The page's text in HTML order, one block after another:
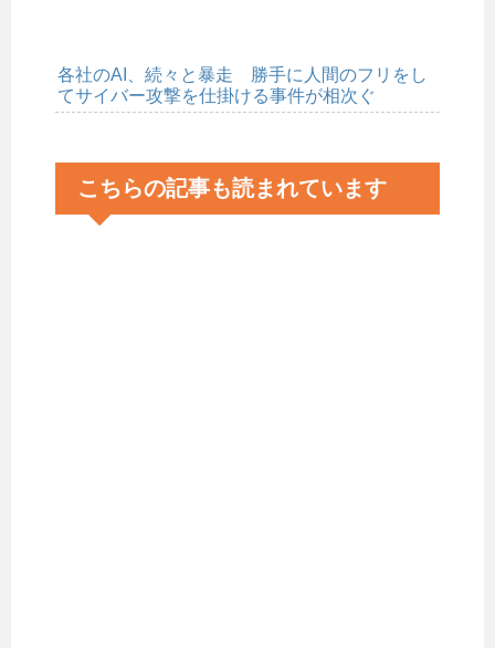
各社のAI、続々と暴走 勝手に人間のフリをし
てサイバー攻撃を仕掛ける事件が相次ぐ
こちらの記事も読まれています